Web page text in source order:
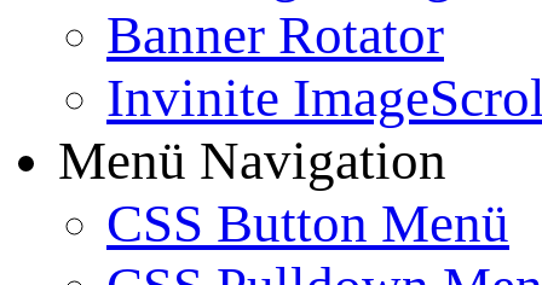
Banner Rotator
Invinite
Menü Navigation
CSS Button Menü